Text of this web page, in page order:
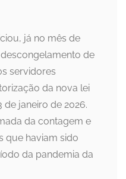
já no mês de
de
servidores
da nova lei
de janeiro de 2026.
da contagem e
que haviam sido
da pandemia da